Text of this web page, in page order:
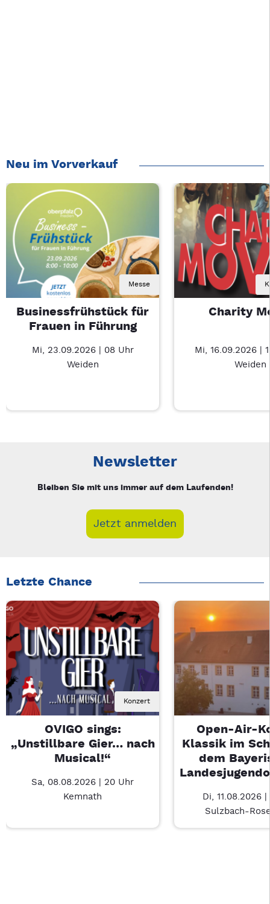
Neu im Vorverkauf
Messe
Businessfrühstück für
Frauen in Führung
Mi, 23.09.2026 | 08 Uhr
Weiden
Charity
Mi, 16.09.2026 |
Weiden
Newsletter
Bleiben Sie mit uns immer auf dem Laufenden!
Jetzt anmelden
Letzte Chance
Konzert
OVIGO sings:
„Unstillbare Gier… nach
Musical!“
Sa, 08.08.2026 | 20 Uhr
Kemnath
Open-Air-
Klassik im
dem
Di, 11.08.2026
Sulzbach-